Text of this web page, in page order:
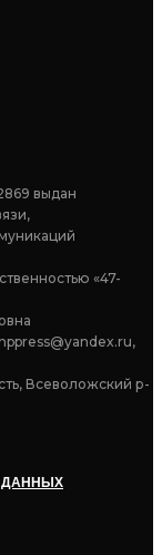
выдан
«47-
Всеволожский р-
ДАННЫХ